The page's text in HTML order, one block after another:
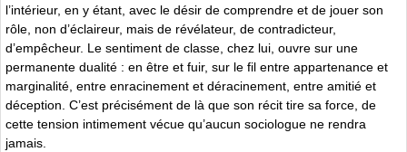
l’intérieur, en y étant, avec le désir de comprendre et de jouer son
rôle, non d’éclaireur, mais de révélateur, de contradicteur,
d’empêcheur. Le sentiment de classe, chez lui, ouvre sur une
permanente dualité : en être et fuir, sur le fil entre appartenance et
marginalité, entre enracinement et déracinement, entre amitié et
déception. C’est précisément de là que son récit tire sa force, de
cette tension intimement vécue qu’aucun sociologue ne rendra
jamais.